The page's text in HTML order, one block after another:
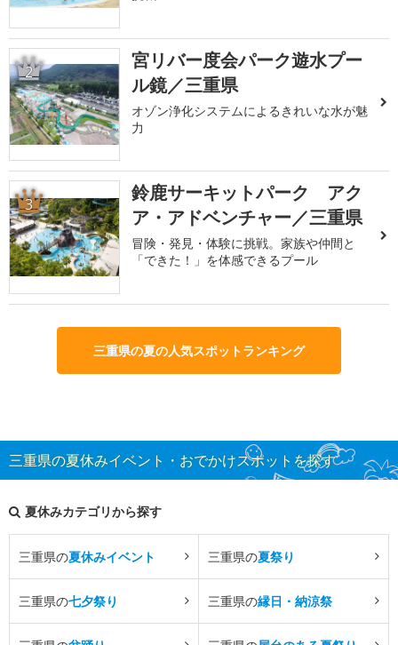
2
宮リバー度会パーク遊水プー
ル鏡／三重県
オゾン浄化システムによるきれいな水が魅
力
3
鈴鹿サーキットパーク アク
ア・アドベンチャー／三重県
冒険・発見・体験に挑戦。家族や仲間と
「できた！」を体感できるプール
三重県の夏の人気スポットランキング
三重県の夏休みイベント・おでかけスポットを探す
夏休みカテゴリから探す
三重県の夏休みイベント 三重県の夏祭り
三重県の七夕祭り 三重県の縁日・納涼祭